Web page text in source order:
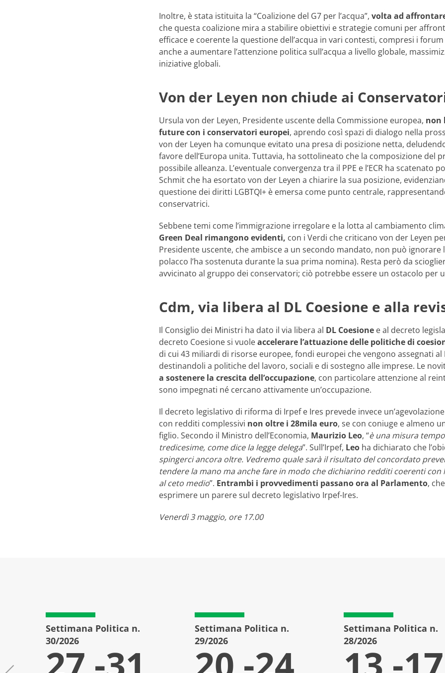
Inoltre, è stata istituita la “Coalizione del G7 per l’acqua”, volta ad
che questa coalizione mira a stabilire obiettivi e strategie comuni per
efficace e coerente la questione dell’acqua in vari contesti, compresi i
anche a aumentare l’attenzione politica sull’acqua a livello globale,
iniziative globali.
Von der Leyen non chiude ai
Ursula von der Leyen, Presidente uscente della Commissione europea, non
future con i conservatori europei, aprendo così spazi di dialogo nella
von der Leyen ha comunque evitato una presa di posizione netta,
favore dell’Europa unita. Tuttavia, ha sottolineato che la composizione del
possibile alleanza. L’eventuale convergenza tra il PPE e l’ECR ha scatenato
Schmit che ha esortato von der Leyen a chiarire la sua posizione,
questione dei diritti LGBTQI+ è emersa come punto centrale,
conservatrici.
Sebbene temi come l’immigrazione irregolare e la lotta al cambiamento
Green Deal rimangono evidenti, con i Verdi che criticano von der Leyen
Presidente uscente, che ambisce a un secondo mandato, non può ignorare
polacco l’ha sostenuta durante la sua prima nomina). Resta però da
avvicinato al gruppo dei conservatori; ciò potrebbe essere un ostacolo per
Cdm, via libera al DL Coesione e alla
Il Consiglio dei Ministri ha dato il via libera al DL Coesione e al decreto
decreto Coesione si vuoleaccelerare l’attuazione delle politiche di
di cui 43 miliardi di risorse europee, fondi europei che vengono assegnati al
destinandoli a politiche del lavoro, sociali e di sostegno alle imprese. Le
a sostenere la crescita dell’occupazione, con particolare attenzione al
sono impegnati né cercano attivamente un’occupazione.
Il decreto legislativo di riforma di Irpef e Ires prevede invece
con redditi complessivi non oltre i 28mila euro, se con coniuge e almeno
figlio. Secondo il Ministro dell’Economia, Maurizio Leo, “è una misura
tredicesime, come dice la legge delega”. Sull’Irpef, Leo ha dichiarato che
spingerci ancora oltre. Vedremo quale sarà il risultato del concordato
tendere la mano ma anche fare in modo che dichiarino redditi coerenti
al ceto medio”. Entrambi i provvedimenti passano ora al Parlamento,
esprimere un parere sul decreto legislativo Irpef-Ires.
Venerdì 3 maggio, ore 17.00
Settimana Politica n.
30/2026
Settimana Politica n.
29/2026
Settimana Politica n.
28/2026